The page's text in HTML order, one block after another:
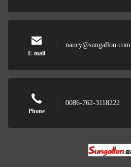
E-mail
nancy@sungallon.com
Phone
0086-762-3118222